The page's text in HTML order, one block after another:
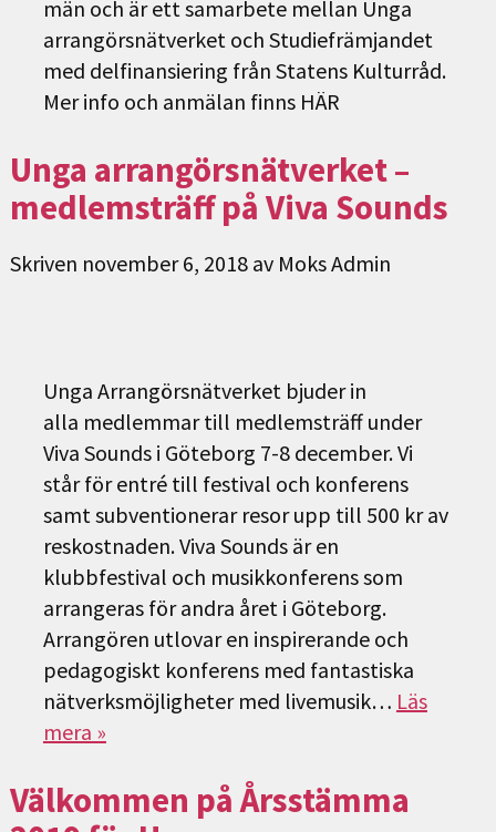
män och är ett samarbete mellan Unga
arrangörsnätverket och Studiefrämjandet
med delfinansiering från Statens Kulturråd.
Mer info och anmälan finns HÄR
Unga arrangörsnätverket –
medlemsträff på Viva Sounds
Skriven november 6, 2018 av Moks Admin
Unga Arrangörsnätverket bjuder in
alla medlemmar till medlemsträff under
Viva Sounds i Göteborg 7-8 december. Vi
står för entré till festival och konferens
samt subventionerar resor upp till 500 kr av
reskostnaden. Viva Sounds är en
klubbfestival och musikkonferens som
arrangeras för andra året i Göteborg.
Arrangören utlovar en inspirerande och
pedagogiskt konferens med fantastiska
nätverksmöjligheter med livemusik… Läs
mera »
Välkommen på Årsstämma